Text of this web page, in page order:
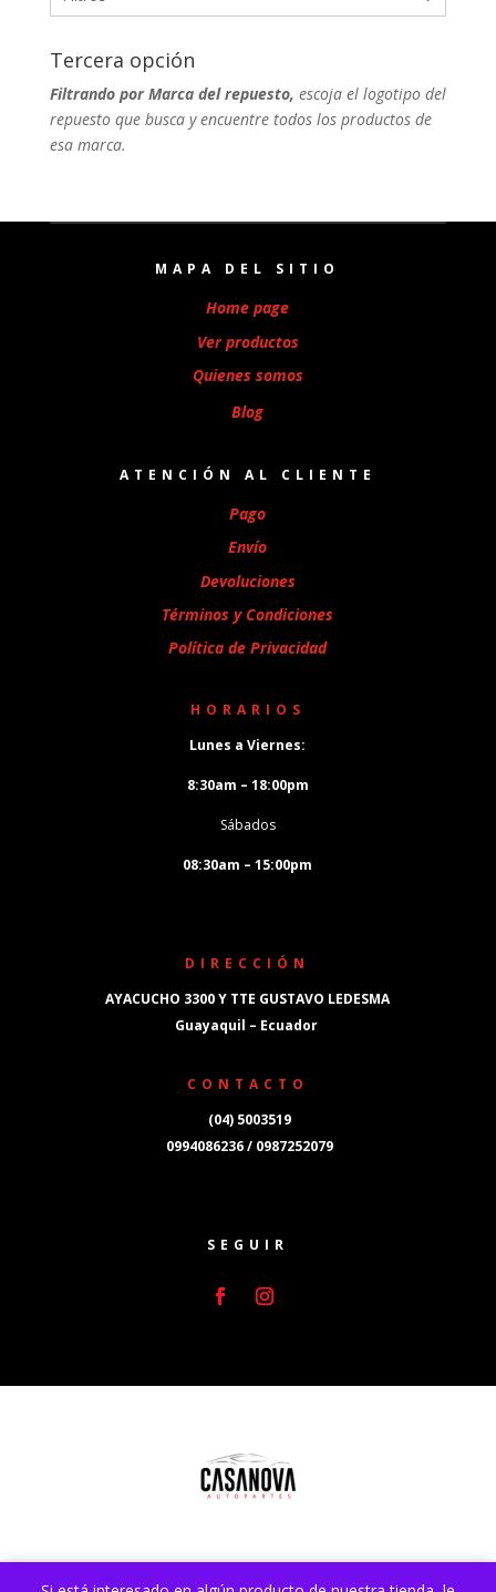
Tercera opción
Filtrando por Marca del repuesto, escoja el logotipo del
repuesto que busca y encuentre todos los productos de
esa marca.
MAPA DEL SITIO
Home page
Ver productos
Quienes somos
Blog
ATENCIÓN AL CLIENTE
Pago
Envío
Devoluciones
Términos y Condiciones
Política de Privacidad
HORARIOS
Lunes a Viernes:
8:30am – 18:00pm
Sábados
08:30am – 15:00pm
DIRECCIÓN
AYACUCHO 3300 Y TTE GUSTAVO LEDESMA
Guayaquil – Ecuador
CONTACTO
(04) 5003519
0994086236 / 0987252079
SEGUIR